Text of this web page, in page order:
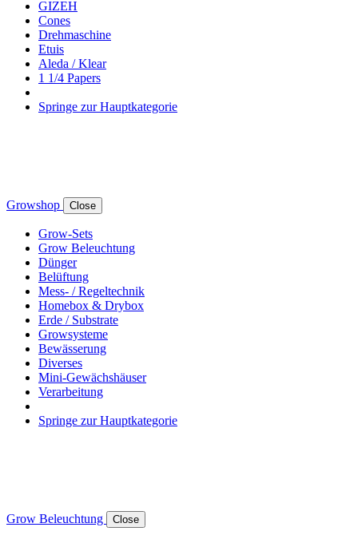
GIZEH
Cones
Drehmaschine
Etuis
Aleda / Klear
1 1/4 Papers
Springe zur Hauptkategorie
Growshop Close
Grow-Sets
Grow Beleuchtung
Dünger
Belüftung
Mess- / Regeltechnik
Homebox & Drybox
Erde / Substrate
Growsysteme
Bewässerung
Diverses
Mini-Gewächshäuser
Verarbeitung
Springe zur Hauptkategorie
Grow Beleuchtung Close